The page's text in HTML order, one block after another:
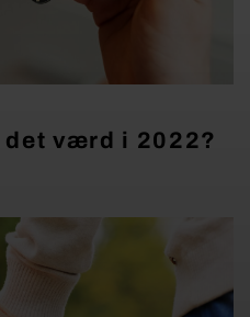
værd i 2022?